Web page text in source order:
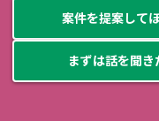
案件を提案して
まずは話を聞き